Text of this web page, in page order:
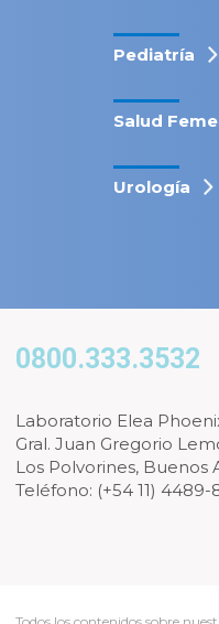
Pediatría
Salud
Urología
0800.333.3532
Laboratorio Elea
Gral. Juan Gregorio
Los Polvorines, Buenos
Teléfono: (+54 11) 4489-